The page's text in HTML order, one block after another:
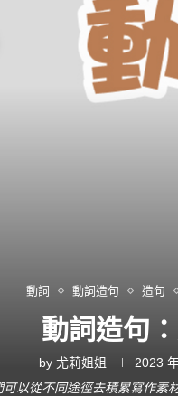
動詞 動詞造句 造句
動詞造句
by 尤莉姐姐
2023
以從不同途徑去積累寫作